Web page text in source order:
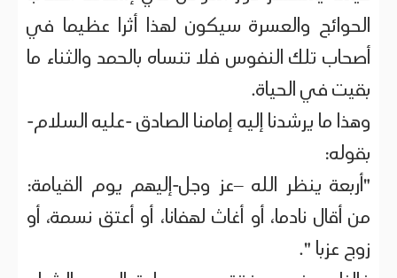
الحوائج والعسرة سيكون لهذا أثرا عظيما في
أصحاب تلك النفوس فلا تنساه بالحمد والثناء ما
بقيت في الحياة.
وهذا ما يرشدنا إليه إمامنا الصادق -عليه السلام-
بقوله:
"أربعة ينظر الله –عز وجل-إليهم يوم القيامة:
من أقال نادما، أو أغاث لهفانا، أو أعتق نسمة، أو
زوج عزبا ".